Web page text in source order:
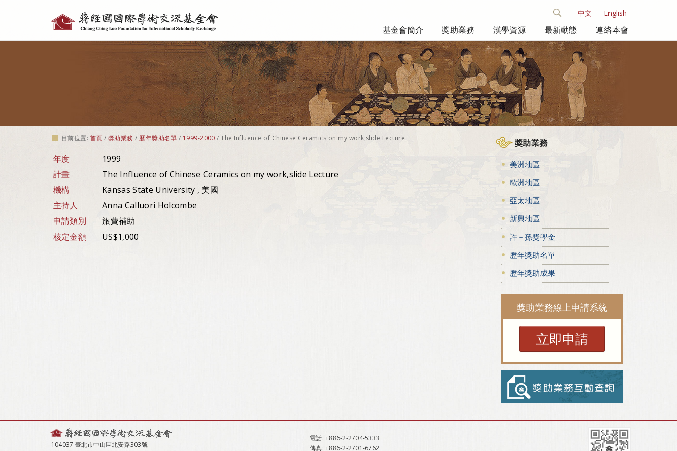
具
中文 English
基金會簡介 獎助業務 漢學資源 最新動態 連絡本會
目前位置: 首頁 / 獎助業務 / 歷年獎助名單 / 1999-2000 /The Influence of Chinese Ceramics on my work,slide Lecture
年度
1999
計畫
The Influence of Chinese Ceramics on my work,slide Lecture
機構
Kansas State University , 美國
主持人
Anna Calluori Holcombe
申請類別
旅費補助
核定金額
US$1,000
獎助業務
美洲地區
歐洲地區
亞太地區
新興地區
許－孫獎學金
歷年獎助名單
歷年獎助成果
獎助業務線上申請系統
立即申請
104037 臺北市中山區北安路303號
電話: +886-2-2704-5333
傳真: +886-2-2701-6762